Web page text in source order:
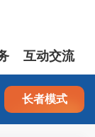
互动交流
长者模式